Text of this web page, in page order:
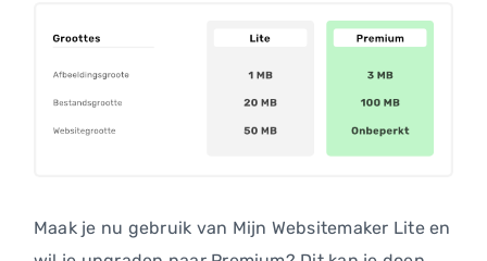
Maak je nu gebruik van Mijn Websitemaker Lite en